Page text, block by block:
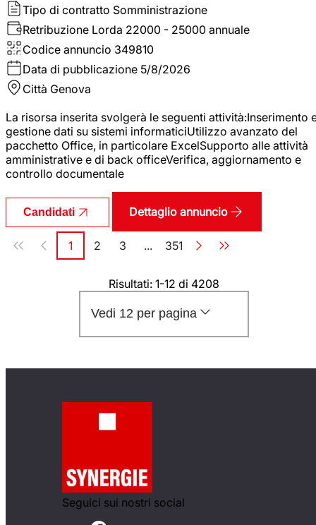
Tipo di contratto Somministrazione
Retribuzione Lorda 22000 - 25000 annuale
Codice annuncio 349810
Data di pubblicazione 5/8/2026
Città Genova
La risorsa inserita svolgerà le seguenti attività:Inserimento
gestione dati su sistemi informaticiUtilizzo avanzato del
pacchetto Office, in particolare ExcelSupporto alle attività
amministrative e di back officeVerifica, aggiornamento e
controllo documentale
Candidati Dettaglio annuncio
Paginazione
Pagina
1 Pagina
2 Pagina
3 ... Pagina
351
Risultati: 1-12 di 4208
Vedi 12 per pagina
Seguici sui nostri social